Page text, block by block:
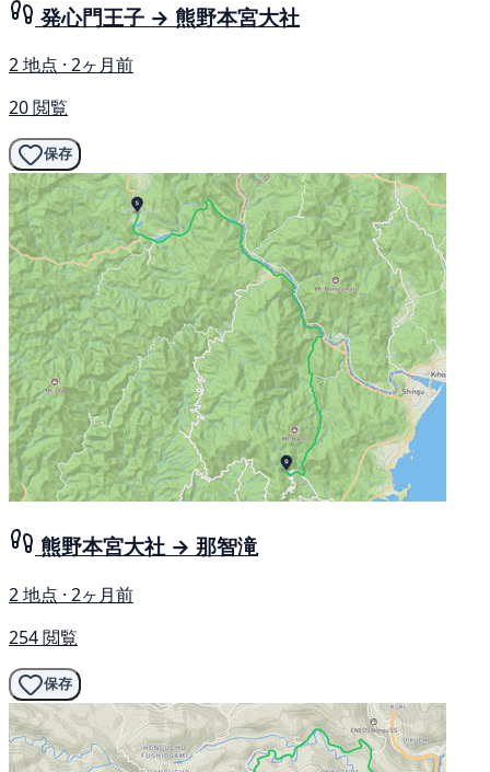
発心門王子 → 熊野本宮大社
2 地点 · 2ヶ月前
20 閲覧
保存
熊野本宮大社 → 那智滝
2 地点 · 2ヶ月前
254 閲覧
保存